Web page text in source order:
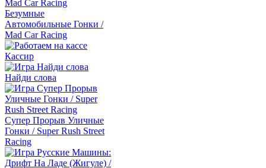
Безумные
Автомобильные Гонки /
Mad Car Racing
Кассир
Найди слова
Супер Прорыв Уличные
Гонки / Super Rush Street
Racing